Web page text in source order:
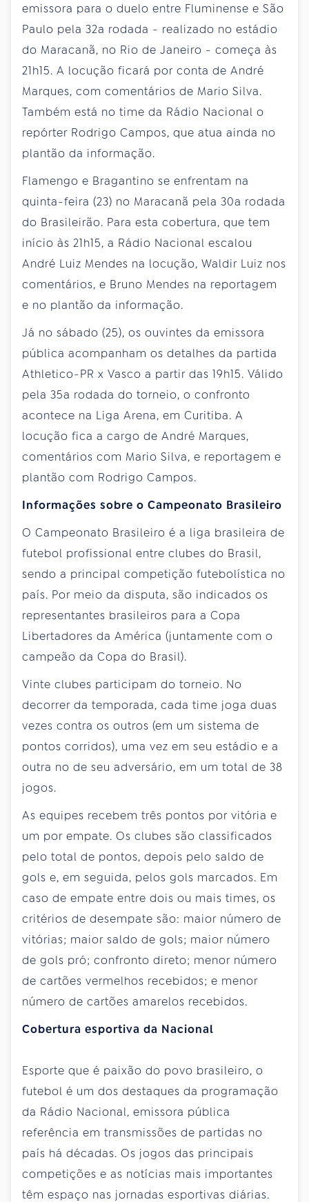
emissora para o duelo entre Fluminense e São
Paulo pela 32a rodada - realizado no estádio
do Maracanã, no Rio de Janeiro - começa às
21h15. A locução ficará por conta de André
Marques, com comentários de Mario Silva.
Também está no time da Rádio Nacional o
repórter Rodrigo Campos, que atua ainda no
plantão da informação.
Flamengo e Bragantino se enfrentam na
quinta-feira (23) no Maracanã pela 30a rodada
do Brasileirão. Para esta cobertura, que tem
início às 21h15, a Rádio Nacional escalou
André Luiz Mendes na locução, Waldir Luiz nos
comentários, e Bruno Mendes na reportagem
e no plantão da informação.
Já no sábado (25), os ouvintes da emissora
pública acompanham os detalhes da partida
Athletico-PR x Vasco a partir das 19h15. Válido
pela 35a rodada do torneio, o confronto
acontece na Liga Arena, em Curitiba. A
locução fica a cargo de André Marques,
comentários com Mario Silva, e reportagem e
plantão com Rodrigo Campos.
Informações sobre o Campeonato Brasileiro
O Campeonato Brasileiro é a liga brasileira de
futebol profissional entre clubes do Brasil,
sendo a principal competição futebolística no
país. Por meio da disputa, são indicados os
representantes brasileiros para a Copa
Libertadores da América (juntamente com o
campeão da Copa do Brasil).
Vinte clubes participam do torneio. No
decorrer da temporada, cada time joga duas
vezes contra os outros (em um sistema de
pontos corridos), uma vez em seu estádio e a
outra no de seu adversário, em um total de 38
jogos.
As equipes recebem três pontos por vitória e
um por empate. Os clubes são classificados
pelo total de pontos, depois pelo saldo de
gols e, em seguida, pelos gols marcados. Em
caso de empate entre dois ou mais times, os
critérios de desempate são: maior número de
vitórias; maior saldo de gols; maior número
de gols pró; confronto direto; menor número
de cartões vermelhos recebidos; e menor
número de cartões amarelos recebidos.
Cobertura esportiva da Nacional
Esporte que é paixão do povo brasileiro, o
futebol é um dos destaques da programação
da Rádio Nacional, emissora pública
referência em transmissões de partidas no
país há décadas. Os jogos das principais
competições e as notícias mais importantes
têm espaço nas jornadas esportivas diárias.